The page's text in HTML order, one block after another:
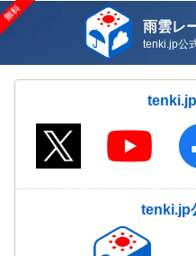
雨雲レ
tenki.jp公
tenki.jp